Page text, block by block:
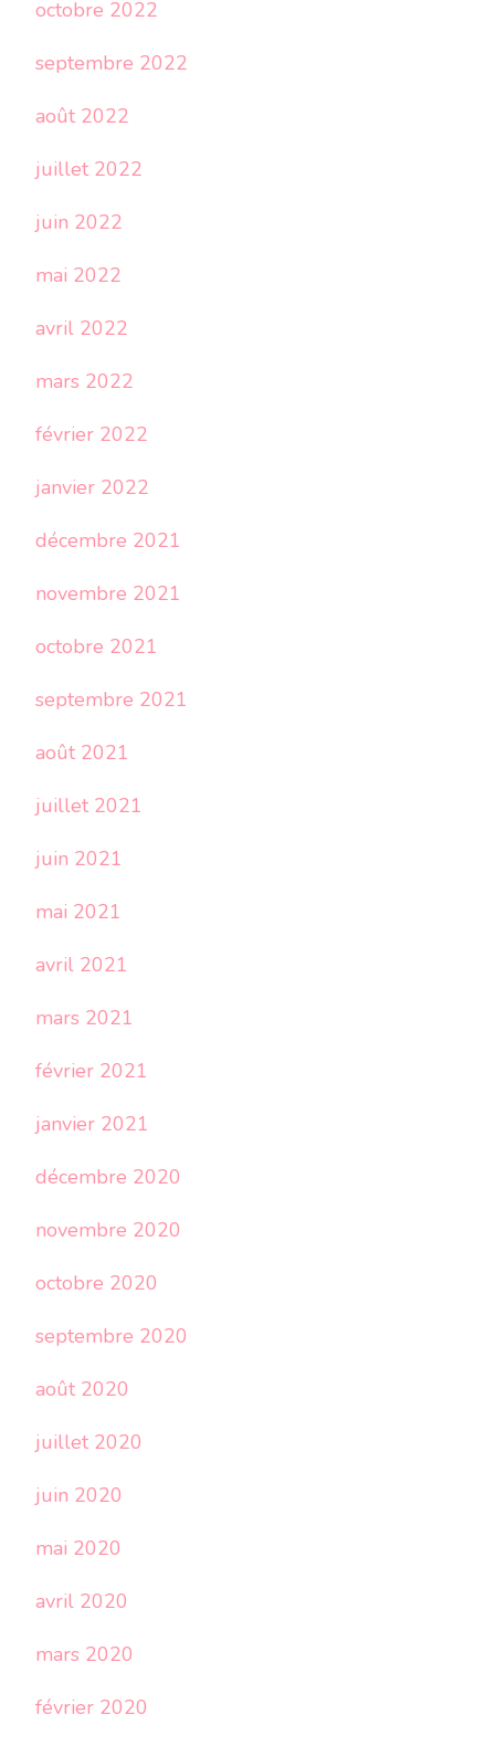
octobre 2022
septembre 2022
août 2022
juillet 2022
juin 2022
mai 2022
avril 2022
mars 2022
février 2022
janvier 2022
décembre 2021
novembre 2021
octobre 2021
septembre 2021
août 2021
juillet 2021
juin 2021
mai 2021
avril 2021
mars 2021
février 2021
janvier 2021
décembre 2020
novembre 2020
octobre 2020
septembre 2020
août 2020
juillet 2020
juin 2020
mai 2020
avril 2020
mars 2020
février 2020